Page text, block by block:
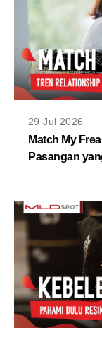
29 Jul 2026
Match My
Pasangan